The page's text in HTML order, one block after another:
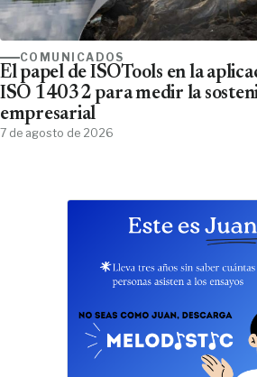
COMUNICADOS
El papel de ISOTools en la
ISO 14032 para medir la
empresarial
7 de agosto de 2026